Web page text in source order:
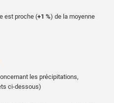
est proche (+1 %) de la moyenne
les précipitations,
ci-dessous)